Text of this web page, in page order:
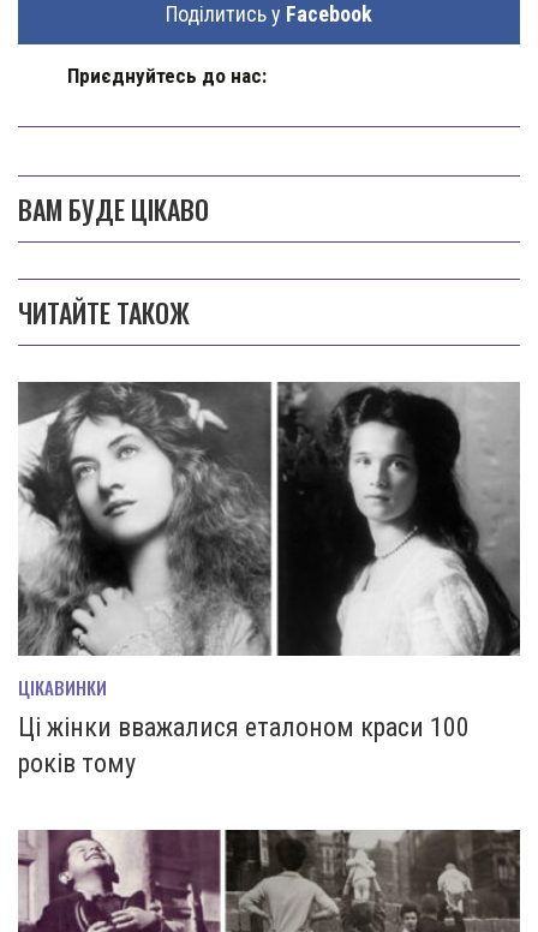
Поділитись у Facebook
Приєднуйтесь до нас:
ВАМ БУДЕ ЦІКАВО
ЧИТАЙТЕ ТАКОЖ
ЦІКАВИНКИ
Ці жінки вважалися еталоном краси 100
років тому